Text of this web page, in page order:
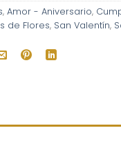
, Amor - Aniversario,
de Flores, San Valentín,